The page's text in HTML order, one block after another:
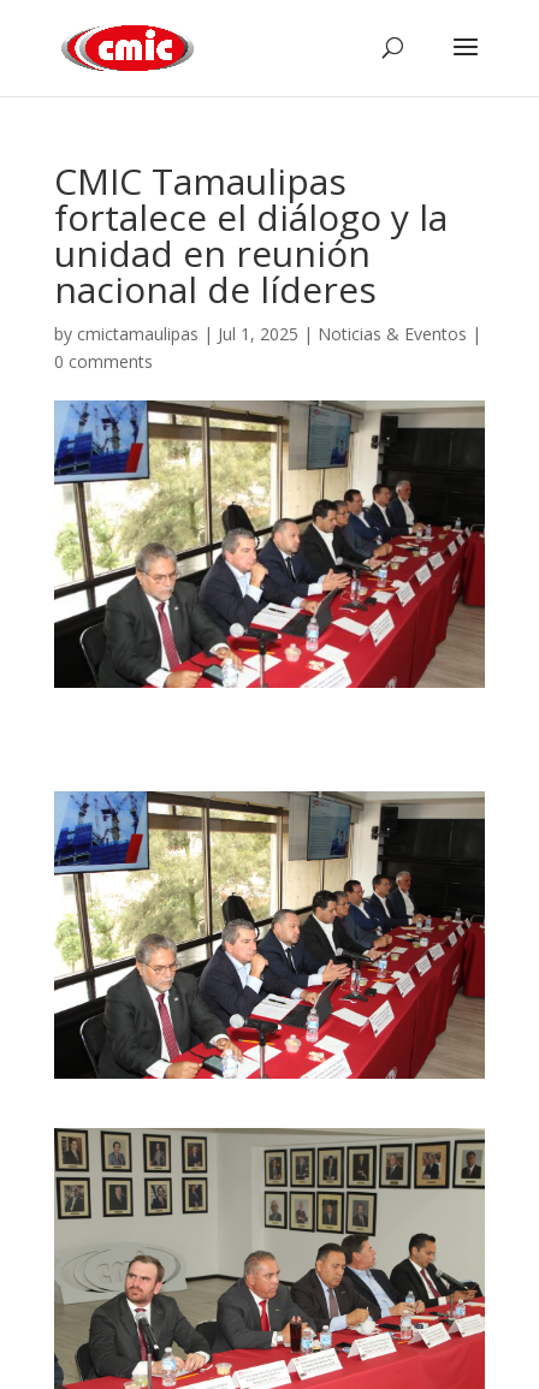
CMIC Tamaulipas
fortalece el diálogo y la
unidad en reunión
nacional de líderes
by cmictamaulipas | Jul 1, 2025 | Noticias & Eventos |
0 comments